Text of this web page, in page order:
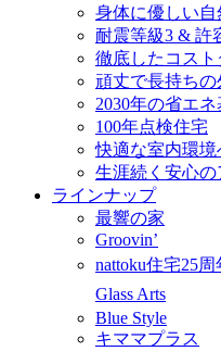
身体に優しい自
耐震等級3 & 許
徹底したコス
頑丈で長持ちの
2030年の省エ
100年点検住宅
快適な室内環境
生涯続く安心
ラインナップ
最響の家
Groovin’
nattoku住宅25
Glass Arts
Blue Style
キママプラス